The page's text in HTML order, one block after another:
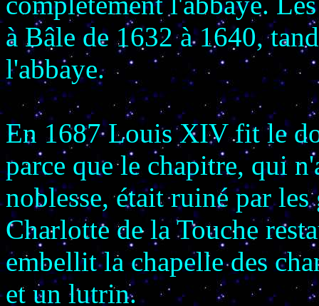
à Bâle de 1632 à 1640,
l'abbaye.
En 1687 Louis XIV fit le
parce que le chapitre, qui
noblesse, était ruiné par les
Charlotte de la Touche
embellit la chapelle des
et un lutrin.